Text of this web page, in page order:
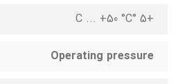
+5 °C ... +50 °C
Operating pressure